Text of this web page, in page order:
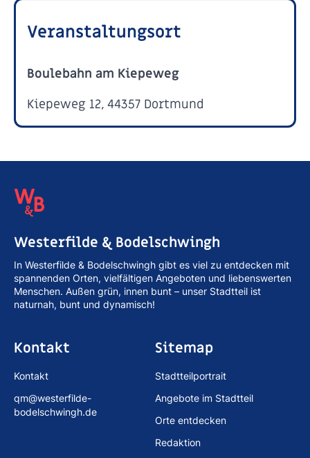
Veranstaltungsort
Boulebahn am Kiepeweg
Kiepeweg 12, 44357 Dortmund
Westerfilde & Bodelschwingh
In Westerfilde & Bodelschwingh gibt es viel zu entdecken mit
spannenden Orten, vielfältigen Angeboten und liebenswerten
Menschen. Außen grün, innen bunt – unser Stadtteil ist
naturnah, bunt und dynamisch!
Kontakt
Kontakt
qm@westerfilde-
bodelschwingh.de
Sitemap
Stadtteilportrait
Angebote im Stadtteil
Orte entdecken
Redaktion